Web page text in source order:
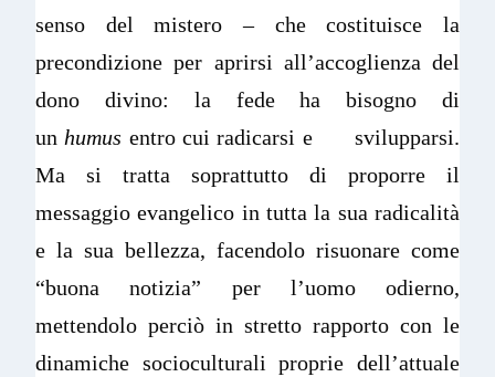
senso del mistero – che costituisce la
precondizione per aprirsi all’accoglienza del
dono divino: la fede ha bisogno di
un humus entro cui radicarsi e svilupparsi.
Ma si tratta soprattutto di proporre il
messaggio evangelico in tutta la sua radicalità
e la sua bellezza, facendolo risuonare come
“buona notizia” per l’uomo odierno,
mettendolo perciò in stretto rapporto con le
dinamiche socioculturali proprie dell’attuale